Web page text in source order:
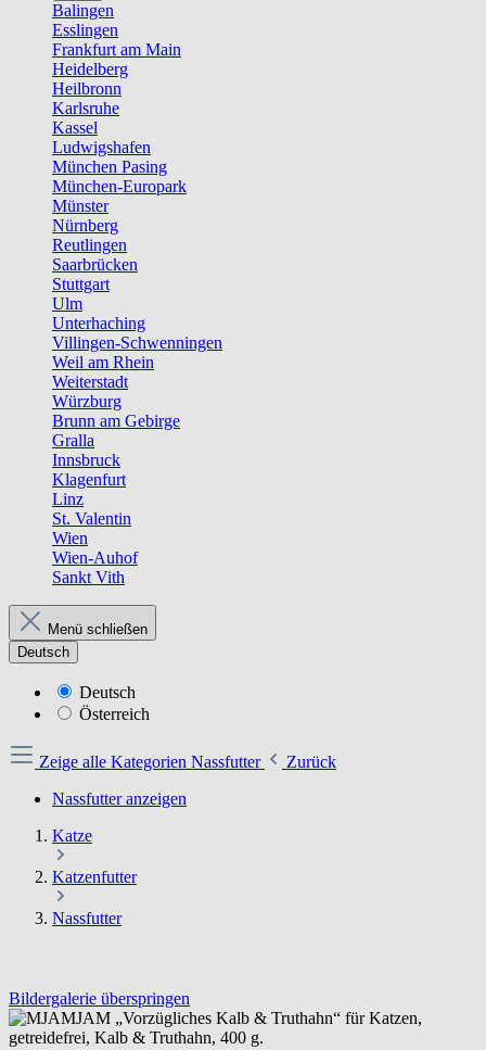
Balingen
Esslingen
Frankfurt am Main
Heidelberg
Heilbronn
Karlsruhe
Kassel
Ludwigshafen
München Pasing
München-Europark
Münster
Nürnberg
Reutlingen
Saarbrücken
Stuttgart
Ulm
Unterhaching
Villingen-Schwenningen
Weil am Rhein
Weiterstadt
Würzburg
Brunn am Gebirge
Gralla
Innsbruck
Klagenfurt
Linz
St. Valentin
Wien
Wien-Auhof
Sankt Vith
Menü schließen
Deutsch
Deutsch
Österreich
Zeige alle Kategorien Nassfutter
Zurück
Nassfutter anzeigen
Katze
Katzenfutter
Nassfutter
Bildergalerie überspringen